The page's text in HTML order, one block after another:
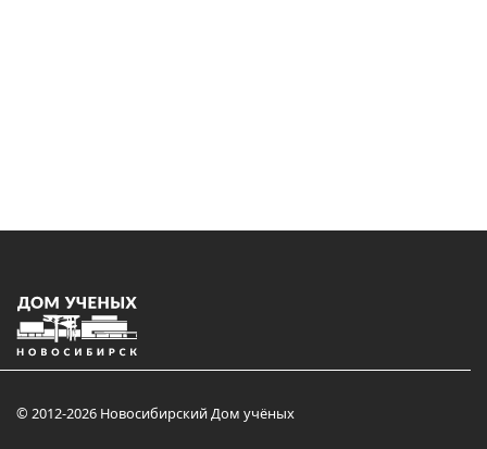
© 2012-2026 Новосибирский Дом учёных